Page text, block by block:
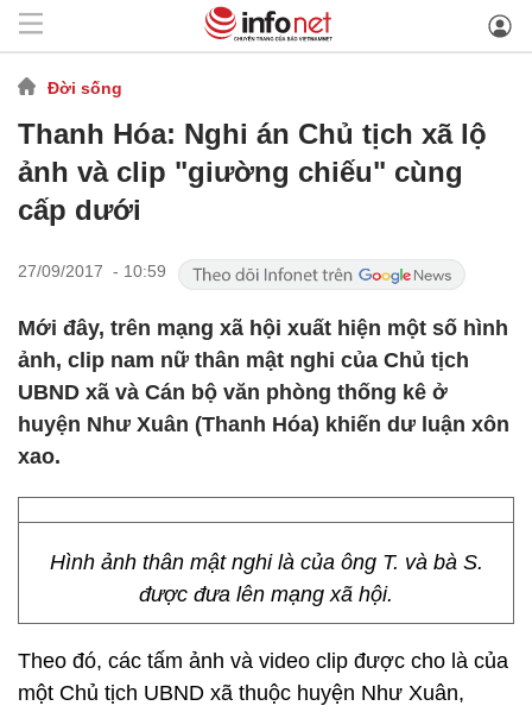
Đời sống
Thanh Hóa: Nghi án Chủ tịch xã lộ
ảnh và clip "giường chiếu" cùng
cấp dưới
27/09/2017 - 10:59
Mới đây, trên mạng xã hội xuất hiện một số hình
ảnh, clip nam nữ thân mật nghi của Chủ tịch
UBND xã và Cán bộ văn phòng thống kê ở
huyện Như Xuân (Thanh Hóa) khiến dư luận xôn
xao.
Hình ảnh thân mật nghi là của ông T. và bà S.
được đưa lên mạng xã hội.
Theo đó, các tấm ảnh và video clip được cho là của
một Chủ tịch UBND xã thuộc huyện Như Xuân,